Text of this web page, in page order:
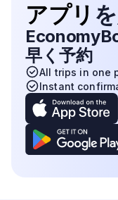
アプリ
早く予約
All trips in one
Instant